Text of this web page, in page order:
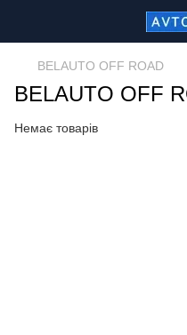
BELAUTO OFF ROAD
BELAUTO OFF
Немає товарів